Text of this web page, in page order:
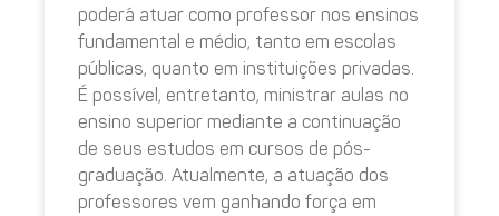
poderá atuar como professor nos ensinos
fundamental e médio, tanto em escolas
públicas, quanto em instituições privadas.
É possível, entretanto, ministrar aulas no
ensino superior mediante a continuação
de seus estudos em cursos de pós-
graduação. Atualmente, a atuação dos
professores vem ganhando força em